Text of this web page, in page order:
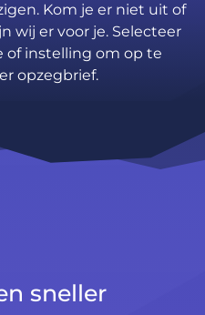
Kom je er niet uit of
wij er voor je. Selecteer
of instelling om op te
opzegbrief.
sneller